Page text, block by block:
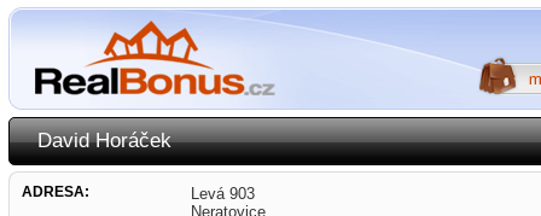
David Horáček
ADRESA:
Levá 903
Neratovice